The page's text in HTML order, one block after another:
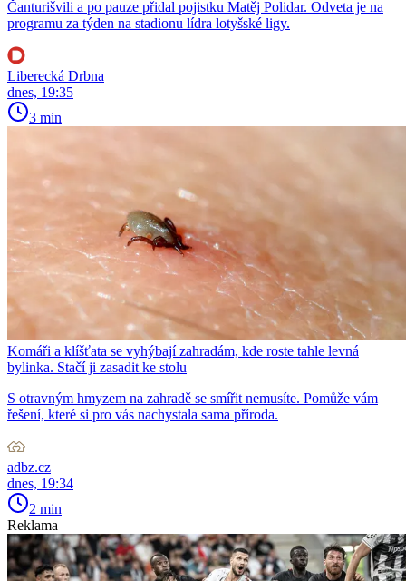
Čanturišvili a po pauze přidal pojistku Matěj Polidar. Odveta je na
programu za týden na stadionu lídra lotyšské ligy.
Liberecká Drbna
dnes, 19:35
3 min
Komáři a klíšťata se vyhýbají zahradám, kde roste tahle levná
bylinka. Stačí ji zasadit ke stolu
S otravným hmyzem na zahradě se smířit nemusíte. Pomůže vám
řešení, které si pro vás nachystala sama příroda.
adbz.cz
dnes, 19:34
2 min
Reklama